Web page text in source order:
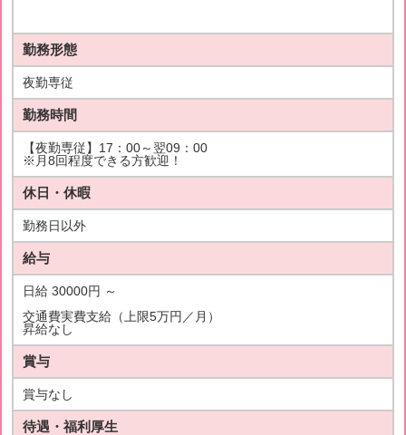
勤務形態
夜勤専従
勤務時間
【夜勤専従】17：00～翌09：00
※月8回程度できる方歓迎！
休日・休暇
勤務日以外
給与
日給 30000円 ～
交通費実費支給（上限5万円／月）
昇給なし
賞与
賞与なし
待遇・福利厚生